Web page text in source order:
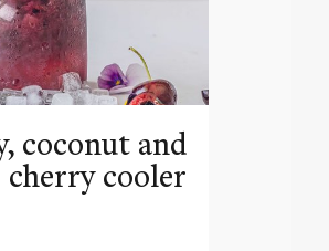
coconut and
cherry cooler